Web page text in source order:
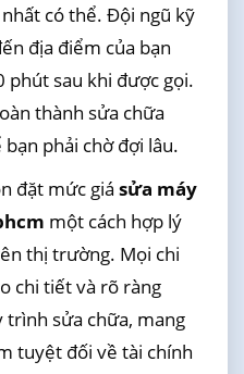
có thể. Đội ngũ kỹ
địa điểm của bạn
phút sau khi được gọi.
thành sửa chữa
phải chờ đợi lâu.
đặt mức giá sửa máy
một cách hợp lý
thị trường. Mọi chi
chi tiết và rõ ràng
sửa chữa, mang
tuyệt đối về tài chính